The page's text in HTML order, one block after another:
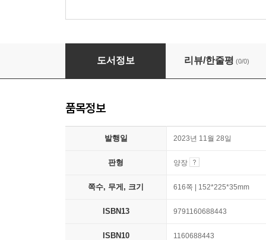
북한은 왜 경제개혁에 실패하는가?
도서정보 리뷰/한줄평 (0/0)
품목정보
발행일 2023년 11월 28일
판형 양장
쪽수, 무게, 크기 616쪽 | 152*225*35mm
ISBN13 9791160688443
ISBN10 1160688443